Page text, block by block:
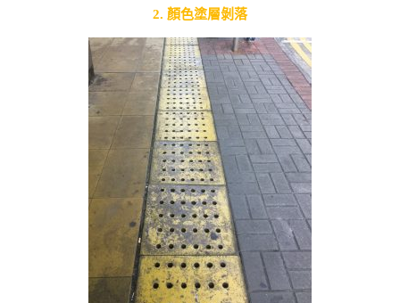
2. 顏色塗層剝落